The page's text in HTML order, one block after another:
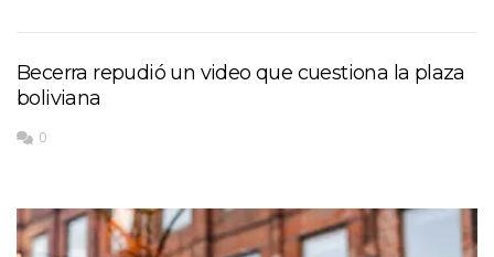
Becerra repudió un video que cuestiona la plaza
boliviana
0